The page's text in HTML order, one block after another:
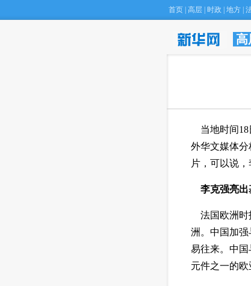
首页 高层 时政 地方
高
当地时间18
外华文媒体
片，可以说
李克强亮出
法国欧洲时
洲。中国加
易往来。中国
元件之一的欧